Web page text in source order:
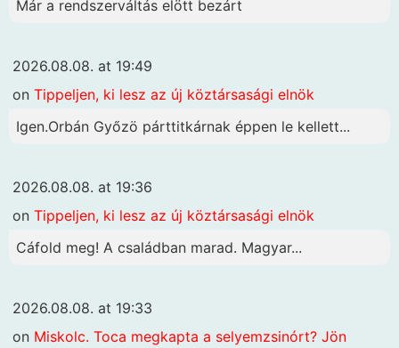
Már a rendszerváltás elött bezárt
2026.08.08. at 19:49
on Tippeljen, ki lesz az új köztársasági elnök
Igen.Orbán Győzö párttitkárnak éppen le kellett...
2026.08.08. at 19:36
on Tippeljen, ki lesz az új köztársasági elnök
Cáfold meg! A családban marad. Magyar...
2026.08.08. at 19:33
on Miskolc. Toca megkapta a selyemzsinórt? Jön